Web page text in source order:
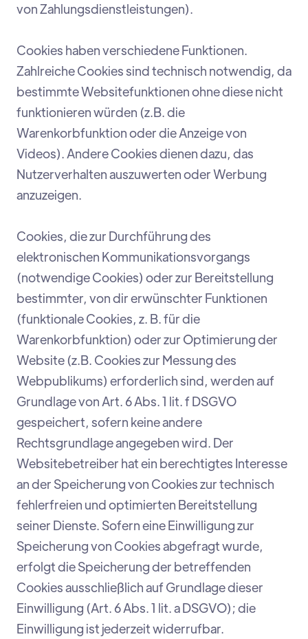
von Zahlungsdienstleistungen).
Cookies haben verschiedene Funktionen.
Zahlreiche Cookies sind technisch notwendig, da
bestimmte Websitefunktionen ohne diese nicht
funktionieren würden (z.B. die
Warenkorbfunktion oder die Anzeige von
Videos). Andere Cookies dienen dazu, das
Nutzerverhalten auszuwerten oder Werbung
anzuzeigen.
Cookies, die zur Durchführung des
elektronischen Kommunikationsvorgangs
(notwendige Cookies) oder zur Bereitstellung
bestimmter, von dir erwünschter Funktionen
(funktionale Cookies, z. B. für die
Warenkorbfunktion) oder zur Optimierung der
Website (z.B. Cookies zur Messung des
Webpublikums) erforderlich sind, werden auf
Grundlage von Art. 6 Abs. 1 lit. f DSGVO
gespeichert, sofern keine andere
Rechtsgrundlage angegeben wird. Der
Websitebetreiber hat ein berechtigtes Interesse
an der Speicherung von Cookies zur technisch
fehlerfreien und optimierten Bereitstellung
seiner Dienste. Sofern eine Einwilligung zur
Speicherung von Cookies abgefragt wurde,
erfolgt die Speicherung der betreffenden
Cookies ausschließlich auf Grundlage dieser
Einwilligung (Art. 6 Abs. 1 lit. a DSGVO); die
Einwilligung ist jederzeit widerrufbar.